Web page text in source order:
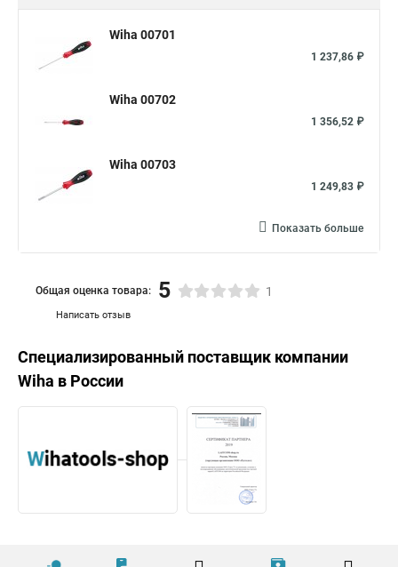
Wiha 00701
1 237,86 ₽
Wiha 00702
1 356,52 ₽
Wiha 00703
1 249,83 ₽
Показать больше
Написать отзыв
Общая оценка товара: 5 1
Специализированный поставщик компании
Wiha в России